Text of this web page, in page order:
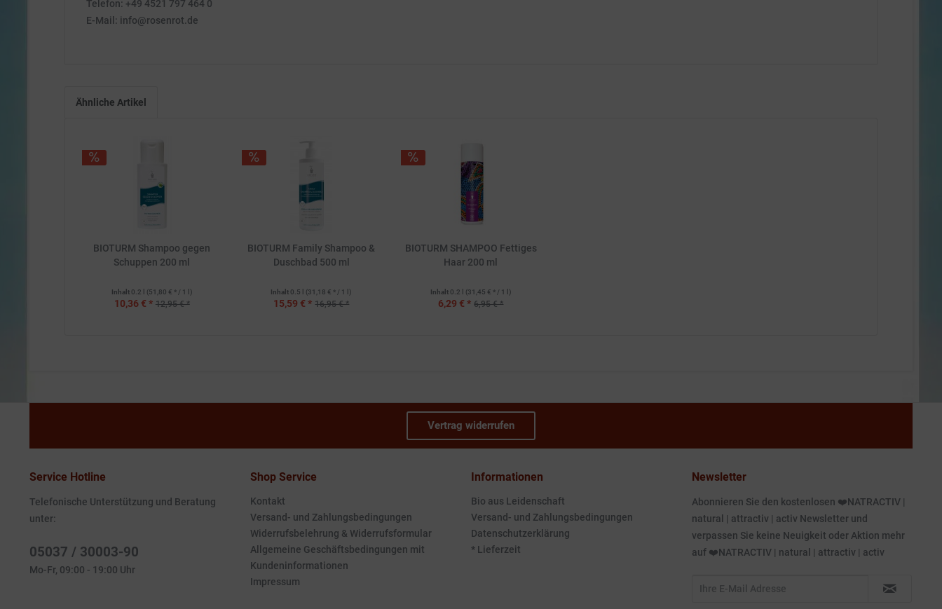
Telefon: +49 4521 797 464 0
E-Mail: info@rosenrot.de
Ähnliche Artikel
BIOTURM Shampoo gegen
Schuppen 200 ml
Inhalt 0.2 l (51,80 € * / 1 l)
10,36 € * 12,95 € *
BIOTURM Family Shampoo &
Duschbad 500 ml
Inhalt 0.5 l (31,18 € * / 1 l)
15,59 € * 16,95 € *
BIOTURM SHAMPOO Fettiges
Haar 200 ml
Inhalt 0.2 l (31,45 € * / 1 l)
6,29 € * 6,95 € *
Vertrag widerrufen
Service Hotline
Telefonische Unterstützung und Beratung
unter:
05037 / 30003-90
Mo-Fr, 09:00 - 19:00 Uhr
Shop Service
Kontakt
Versand- und Zahlungsbedingungen
Widerrufsbelehrung & Widerrufsformular
Allgemeine Geschäftsbedingungen mit
Kundeninformationen
Impressum
Informationen
Bio aus Leidenschaft
Versand- und Zahlungsbedingungen
Datenschutzerklärung
* Lieferzeit
Newsletter
Abonnieren Sie den kostenlosen ❤️NATRACTIV |
natural | attractiv | activ Newsletter und
verpassen Sie keine Neuigkeit oder Aktion mehr
auf ❤️NATRACTIV | natural | attractiv | activ